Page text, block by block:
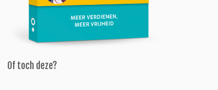
Of toch deze?